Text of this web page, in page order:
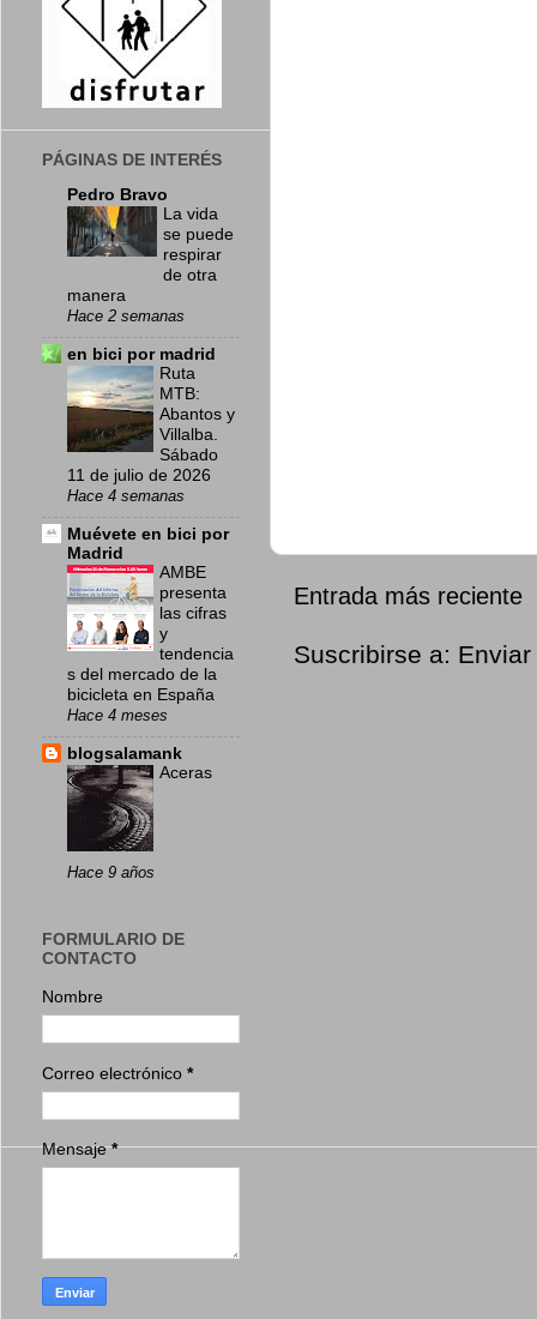
Entrada más reciente
Suscribirse a:
PÁGINAS DE INTERÉS
Pedro Bravo
La vida
se puede
respirar
de otra
manera
Hace 2 semanas
en bici por madrid
Ruta
MTB:
Abantos y
Villalba.
Sábado
11 de julio de 2026
Hace 4 semanas
Muévete en bici por
Madrid
AMBE
presenta
las cifras
y
tendencia
s del mercado de la
bicicleta en España
Hace 4 meses
blogsalamank
Aceras
Hace 9 años
FORMULARIO DE
CONTACTO
Nombre
Correo electrónico *
Mensaje*